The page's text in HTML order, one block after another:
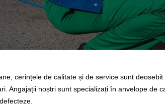
cerințele de calitate și de service sunt
Angajații noștri sunt specializați în anvelope